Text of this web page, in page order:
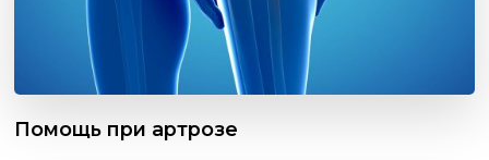
Помощь при артрозе